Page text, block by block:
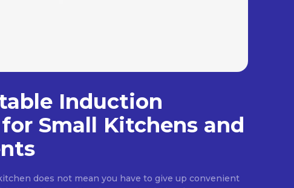
Induction
Small Kitchens and
does not mean you have to give up convenient